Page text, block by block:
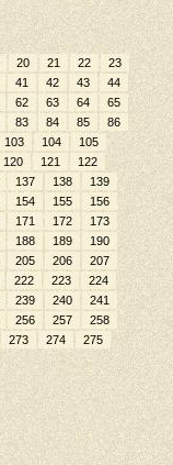
20 21 22
23
41 42 43
44
62 63 64
65
83 84 85
86
103 104
105
120 121
122
137 138
139
154 155
156
171 172
173
188 189
190
205 206
207
222 223
224
239 240
241
256 257
258
273 274
275